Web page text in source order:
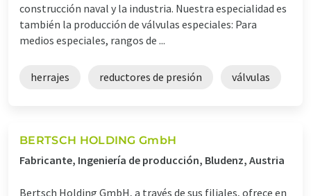
construcción naval y la industria. Nuestra especialidad es
también la producción de válvulas especiales: Para
medios especiales, rangos de ...
herrajes reductores de presión válvulas
BERTSCH HOLDING GmbH
Fabricante, Ingeniería de producción, Bludenz, Austria
Bertsch Holding GmbH, a través de sus filiales, ofrece en